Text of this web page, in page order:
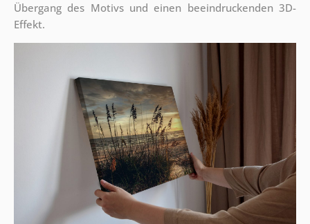
Übergang des Motivs und einen beeindruckenden 3D-
Effekt.